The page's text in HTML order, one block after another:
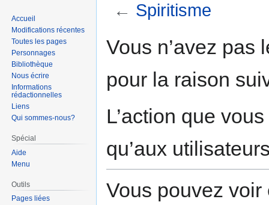
← Spiritisme
à
navigation
à
recherche
Vous n’avez pas
pour la raison
L’action que
qu’aux
Vous pouvez
Accueil
Modifications récentes
Toutes les pages
Personnages
Bibliothèque
Nous écrire
Informations
rédactionnelles
Liens
Qui sommes-nous?
Spécial
Aide
Menu
Outils
Pages liées